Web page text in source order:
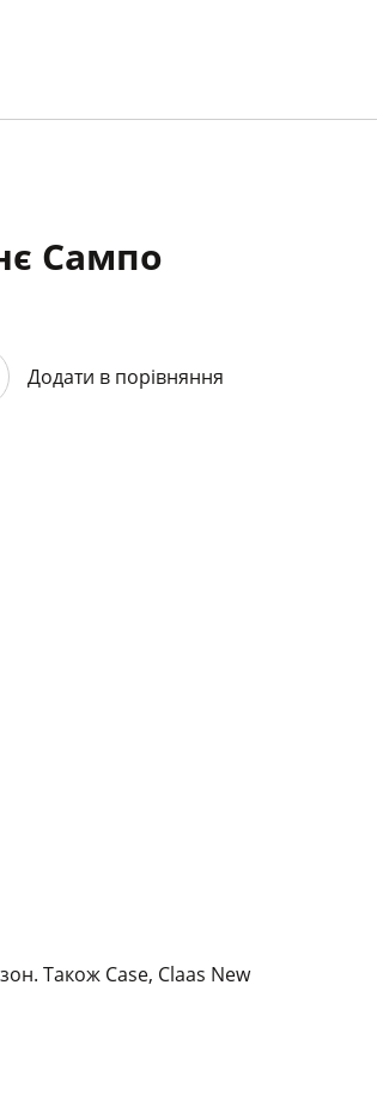
Сампо
Додати в порівняння
Також Case, Claas New